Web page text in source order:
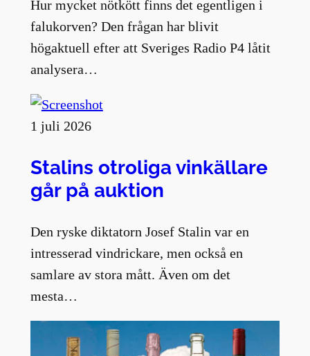
Hur mycket nötkött finns det egentligen i
falukorven? Den frågan har blivit
högaktuell efter att Sveriges Radio P4 låtit
analysera…
1 juli 2026
Stalins otroliga vinkällare
går på auktion
Den ryske diktatorn Josef Stalin var en
intresserad vindrickare, men också en
samlare av stora mått. Även om det
mesta…